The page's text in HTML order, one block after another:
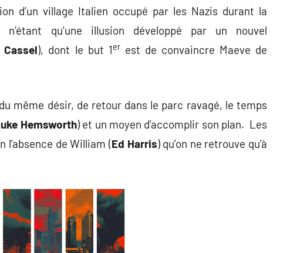
d’un village Italien occupé par les Nazis durant la
qu’une illusion développé par un nouvel
), dont le but 1erest de convaincre Maeve de
même désir, de retour dans le parc ravagé, le temps
Hemsworth) et un moyen d’accomplir son plan. Les
l’absence de William (Ed Harris) qu’on ne retrouve qu’à